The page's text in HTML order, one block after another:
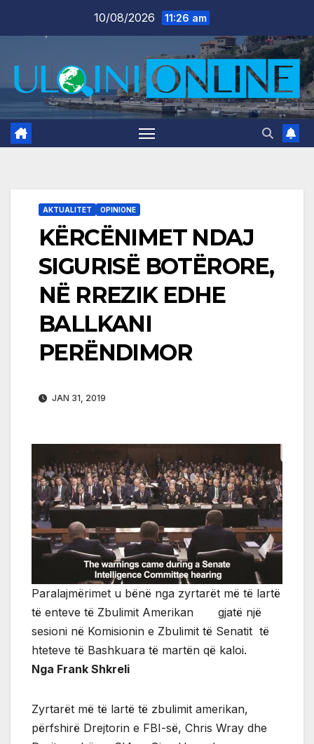
10/08/2026 11:26 am
AKTUALITET OPINIONE
KËRCËNIMET NDAJ
SIGURISË BOTËRORE,
NË RREZIK EDHE
BALLKANI
PERËNDIMOR
JAN 31, 2019
Paralajmërimet u bënë nga zyrtarët më të lartë
të enteve të Zbulimit Amerikan gjatë një
sesioni në Komisionin e Zbulimit të Senatit të
hteteve të Bashkuara të martën që kaloi.
Nga Frank Shkreli
Zyrtarët më të lartë të zbulimit amerikan,
përfshirë Drejtorin e FBI-së, Chris Wray dhe